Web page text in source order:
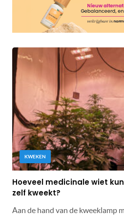
KWEKEN
Hoeveel medicinale wiet
zelf kweekt?
Aan de hand van de kweeklamp